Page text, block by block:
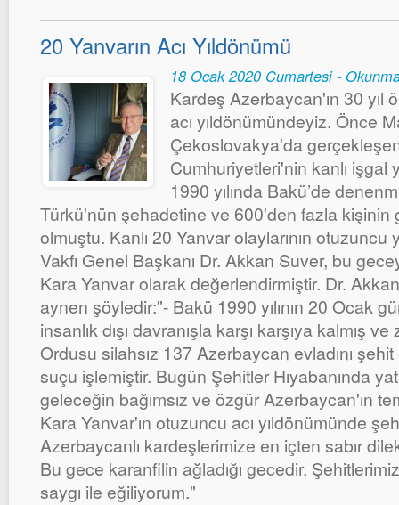
20 Yanvarın Acı Yıldönümü
18 Ocak 2020 Cumartesi -
Kardeş Azerbaycan'ın 30 yıl
acı yıldönümündeyiz. Önce
Çekoslovakya'da
Cumhuriyetleri'nin kanlı işgal
1990 yılında Bakü’de
Türkü'nün şehadetine ve 600'den fazla kişinin
olmuştu. Kanlı 20 Yanvar olaylarının otuzuncu
Vakfı Genel Başkanı Dr. Akkan Suver, bu
Kara Yanvar olarak değerlendirmiştir. Dr.
aynen şöyledir:"- Bakü 1990 yılının 20 Ocak
insanlık dışı davranışla karşı karşıya kalmış
Ordusu silahsız 137 Azerbaycan evladını
suçu işlemiştir. Bugün Şehitler Hıyabanında
geleceğin bağımsız ve özgür Azerbaycan'ın
Kara Yanvar'ın otuzuncu acı yıldönümünde
Azerbaycanlı kardeşlerimize en içten sabır
Bu gece karanfilin ağladığı gecedir.
saygı ile eğiliyorum."